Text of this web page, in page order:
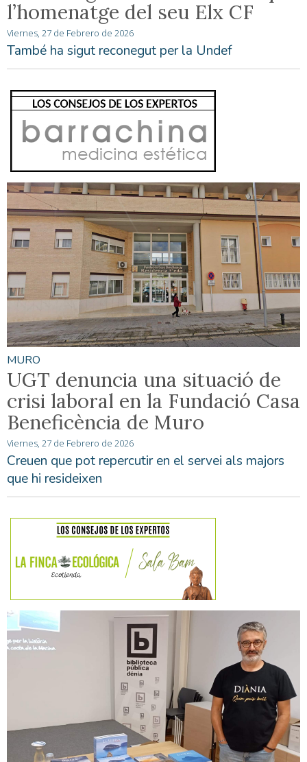
l’homenatge del seu Elx CF
Viernes, 27 de Febrero de 2026
També ha sigut reconegut per la Undef
MURO
UGT denuncia una situació de
crisi laboral en la Fundació Casa
Beneficència de Muro
Viernes, 27 de Febrero de 2026
Creuen que pot repercutir en el servei als majors
que hi resideixen